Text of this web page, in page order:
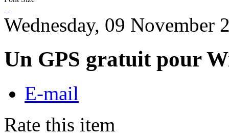
Wednesday, 09 November
Un GPS gratuit pour
E-mail
Rate this item